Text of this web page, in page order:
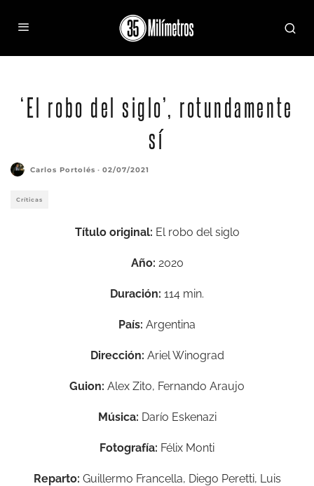
‘El robo del siglo’, rotundamente
sí
Carlos Portolés · 02/07/2021
Críticas
Título original: El robo del siglo
Año: 2020
Duración: 114 min.
País: Argentina
Dirección: Ariel Winograd
Guion: Alex Zito, Fernando Araujo
Música: Darío Eskenazi
Fotografía: Félix Monti
Reparto: Guillermo Francella, Diego Peretti, Luis